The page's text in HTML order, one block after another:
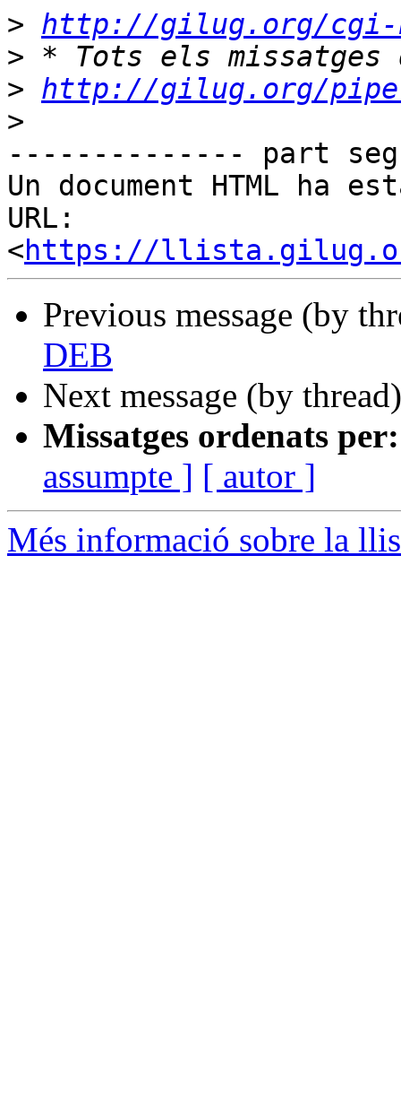
> http://gilug.org/
>
> http://gilug.org/
>
-------------- part
Un document HTML ha
URL:
<https://llista.gilug.org/
Previous message (by
DEB
Next message (by
Missatges ordenats per:
assumpte ] [ autor ]
Més informació sobre la